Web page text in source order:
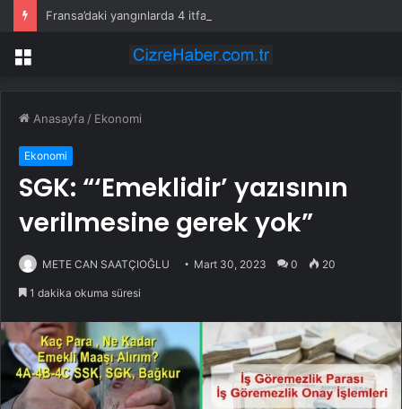
Fransa’daki yangınlarda 4 itfaiye eri hayatını kaybetti
Menü
Anasayfa / Ekonomi
Ekonomi
SGK: “‘Emeklidir’ yazısının
verilmesine gerek yok”
METE CAN SAATÇIOĞLU Mart 30, 2023 0 20
1 dakika okuma süresi